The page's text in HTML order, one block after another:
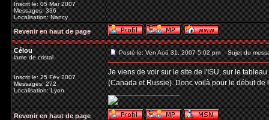
Inscrit le: 05 Mar 2007
Messages: 336
Localisation: Nancy
Revenir en haut de page
Célou
lame de cristal
Inscrit le: 25 Fév 2007
Messages: 272
Localisation: Lyon
Posté le: Ven Aoû 31, 2007 5:02 pm Sujet du
Je viens de voir sur le site de l'ISU, sur le
(Canada et Russie). Donc voilà pour le début de
_________________
Revenir en haut de page